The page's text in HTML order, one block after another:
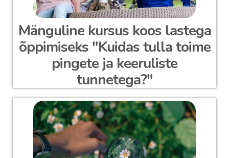
Mänguline kursus koos lastega
õppimiseks "Kuidas tulla toime
pingete ja keeruliste
tunnetega?"